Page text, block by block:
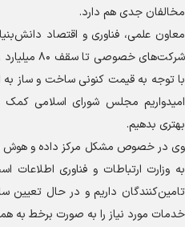
مخالفان جدی هم دارد.
معاون علمی، فناوری و اقتصاد
شرکت‌های
با توجه به قیمت کنونی ساخت و ساز به
امیدواریم مجلس شورای اسلامی کمک
بهتری بدهیم.
وی در خصوص مشکل مرکز داده و هوش
به وزارت ارتباطات و فناوری
تامین‌کنندگان داریم و در حال تعیین
خدمات مورد نیاز را به صورت برخط به